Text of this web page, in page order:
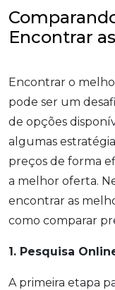
Encontrar
Encontrar o
pode ser um
de opções
algumas
preços de forma
a melhor oferta.
encontrar as
como comparar
1. Pesquisa
A primeira etapa